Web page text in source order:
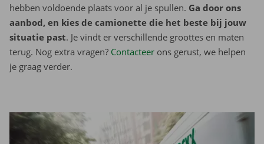
hebben voldoende plaats voor al je spullen. Ga door ons
aanbod, en kies de camionette die het beste bij jouw
situatie past. Je vindt er verschillende groottes en maten
terug. Nog extra vragen? Contacteer ons gerust, we helpen
je graag verder.